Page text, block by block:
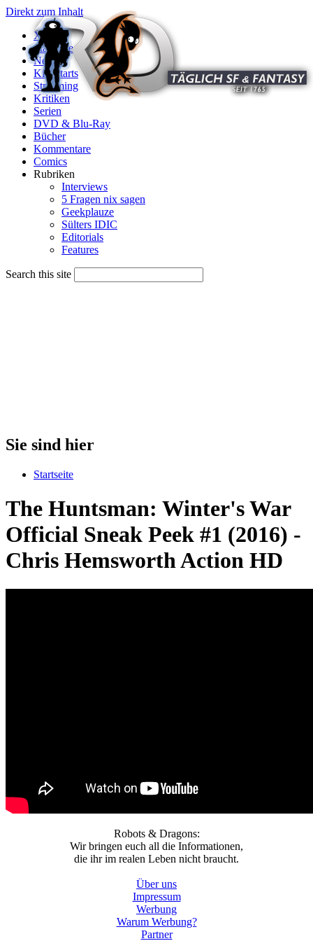
Direkt zum Inhalt
X
Startseite
News
Kinostarts
Streaming
Kritiken
Serien
DVD & Blu-Ray
Bücher
Kommentare
Comics
Rubriken
Interviews
5 Fragen nix sagen
Geekplauze
Sülters IDIC
Editorials
Features
Search this site
Sie sind hier
Startseite
The Huntsman: Winter's War
Official Sneak Peek #1 (2016) -
Chris Hemsworth Action HD
Robots & Dragons:
Wir bringen euch all die Informationen,
die ihr im realen Leben nicht braucht.
Über uns
Impressum
Werbung
Warum Werbung?
Partner